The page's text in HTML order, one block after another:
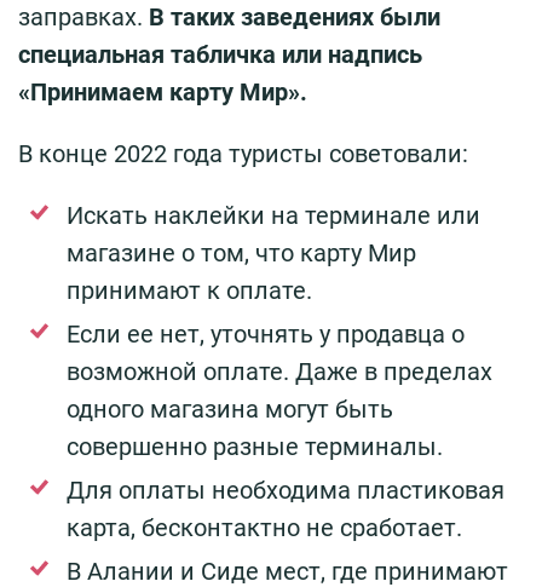
заправках. В таких заведениях были
специальная табличка или надпись
«Принимаем карту Мир».
В конце 2022 года туристы советовали:
Искать наклейки на терминале или
магазине о том, что карту Мир
принимают к оплате.
Если ее нет, уточнять у продавца о
возможной оплате. Даже в пределах
одного магазина могут быть
совершенно разные терминалы.
Для оплаты необходима пластиковая
карта, бесконтактно не сработает.
В Алании и Сиде мест, где принимают